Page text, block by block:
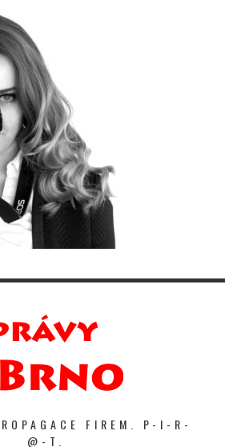
FIREM. P-I-R-
@-T.